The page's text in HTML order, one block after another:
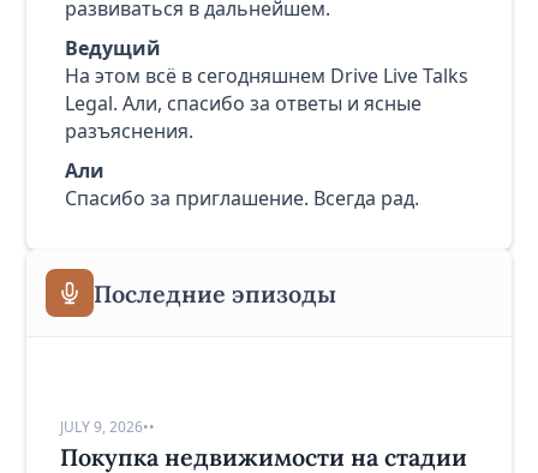
развиваться в дальнейшем.
Ведущий
На этом всё в сегодняшнем Drive Live Talks
Legal. Али, спасибо за ответы и ясные
разъяснения.
Али
Спасибо за приглашение. Всегда рад.
Последние эпизоды
JULY 9, 2026••
Покупка недвижимости на стадии